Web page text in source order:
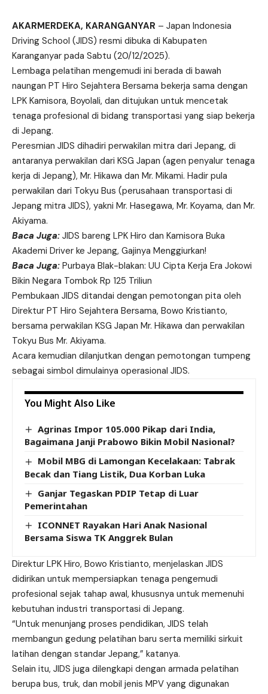
AKARMERDEKA, KARANGANYAR – Japan Indonesia
Driving School (JIDS) resmi dibuka di Kabupaten
Karanganyar pada Sabtu (20/12/2025).
Lembaga pelatihan mengemudi ini berada di bawah
naungan PT Hiro Sejahtera Bersama bekerja sama dengan
LPK Kamisora, Boyolali, dan ditujukan untuk mencetak
tenaga profesional di bidang transportasi yang siap bekerja
di Jepang.
Peresmian JIDS dihadiri perwakilan mitra dari Jepang, di
antaranya perwakilan dari KSG Japan (agen penyalur tenaga
kerja di Jepang), Mr. Hikawa dan Mr. Mikami. Hadir pula
perwakilan dari Tokyu Bus (perusahaan transportasi di
Jepang mitra JIDS), yakni Mr. Hasegawa, Mr. Koyama, dan Mr.
Akiyama.
Baca Juga: JIDS bareng LPK Hiro dan Kamisora Buka
Akademi Driver ke Jepang, Gajinya Menggiurkan!
Baca Juga: Purbaya Blak-blakan: UU Cipta Kerja Era Jokowi
Bikin Negara Tombok Rp 125 Triliun
Pembukaan JIDS ditandai dengan pemotongan pita oleh
Direktur PT Hiro Sejahtera Bersama, Bowo Kristianto,
bersama perwakilan KSG Japan Mr. Hikawa dan perwakilan
Tokyu Bus Mr. Akiyama.
Acara kemudian dilanjutkan dengan pemotongan tumpeng
sebagai simbol dimulainya operasional JIDS.
You Might Also Like
Agrinas Impor 105.000 Pikap dari India,
Bagaimana Janji Prabowo Bikin Mobil Nasional?
Mobil MBG di Lamongan Kecelakaan: Tabrak
Becak dan Tiang Listik, Dua Korban Luka
Ganjar Tegaskan PDIP Tetap di Luar
Pemerintahan
ICONNET Rayakan Hari Anak Nasional
Bersama Siswa TK Anggrek Bulan
Direktur LPK Hiro, Bowo Kristianto, menjelaskan JIDS
didirikan untuk mempersiapkan tenaga pengemudi
profesional sejak tahap awal, khususnya untuk memenuhi
kebutuhan industri transportasi di Jepang.
“Untuk menunjang proses pendidikan, JIDS telah
membangun gedung pelatihan baru serta memiliki sirkuit
latihan dengan standar Jepang,” katanya.
Selain itu, JIDS juga dilengkapi dengan armada pelatihan
berupa bus, truk, dan mobil jenis MPV yang digunakan